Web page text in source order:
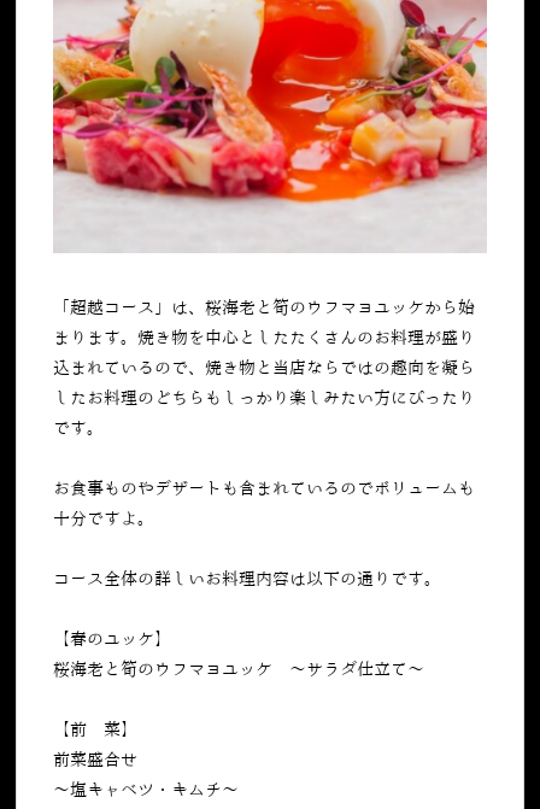
「超越コース」は、桜海老と筍のウフマヨユッケから始
まります。焼き物を中心としたたくさんのお料理が盛り
込まれているので、焼き物と当店ならではの趣向を凝ら
したお料理のどちらもしっかり楽しみたい方にぴったり
です。
お食事ものやデザートも含まれているのでボリュームも
十分ですよ。
コース全体の詳しいお料理内容は以下の通りです。
【春のユッケ】
桜海老と筍のウフマヨユッケ 〜サラダ仕立て〜
【前 菜】
前菜盛合せ
〜塩キャベツ・キムチ〜